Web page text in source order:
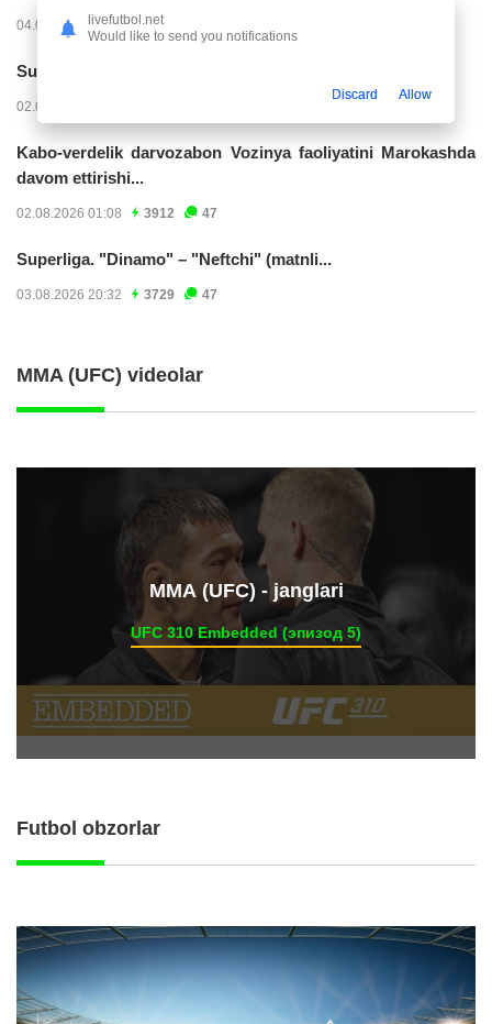
04.08.2026 02:11 14229
Superliga. “Buxoro” - “Lokomotiv”...
02.08.2026 03:08
Kabo-verdelik darvozabon Vozinya faoliyatini Marokashda
davom ettirishi...
02.08.2026 01:08 3912 47
Superliga. "Dinamo" – "Neftchi" (matnli...
03.08.2026 20:32 3729 47
MMA (UFC) videolar
ММА (UFC) - janglari
UFC 310 Embedded (эпизод 5)
Futbol obzorlar
livefutbol.net
Would like to send you notifications
Discard Allow